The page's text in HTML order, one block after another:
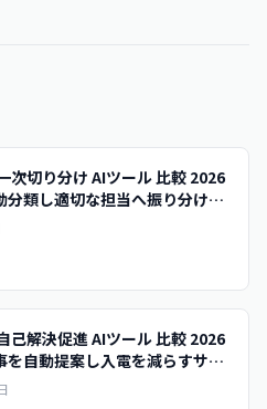
次切り分け AIツール 比較 2026
分類し適切な担当へ振り分ける
び方
己解決促進 AIツール 比較 2026
を自動提案し入電を減らすサポ